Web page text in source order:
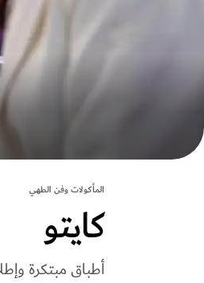
المأكولات وفن الطهي
كايتو
أطباق مبتكرة